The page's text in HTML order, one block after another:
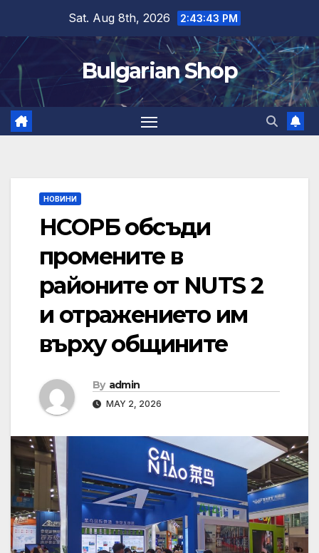
content
Sat. Aug 8th, 2026 2:43:44 PM
Bulgarian Shop
НОВИНИ
НСОРБ обсъди
промените в
районите от NUTS 2
и отражението им
върху общините
By admin
MAY 2, 2026